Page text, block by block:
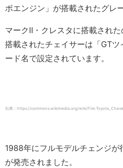
ボエンジン」が搭載されたグレ
マークⅡ・クレスタに搭載され
搭載されたチェイサーは「GT
ード名で設定されています。
出典：https://commons.wikimedia.org/wiki/
1988年にフルモデルチェンジ
が発売されました。